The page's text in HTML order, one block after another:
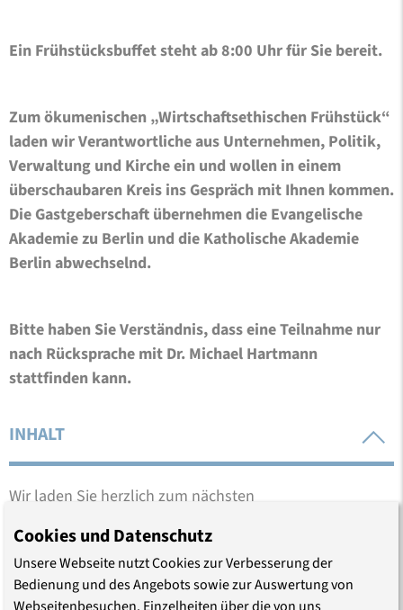
Ein Frühstücksbuffet steht ab 8:00 Uhr für Sie bereit.
Zum ökumenischen „Wirtschaftsethischen Frühstück“
laden wir Verantwortliche aus Unternehmen, Politik,
Verwaltung und Kirche ein und wollen in einem
überschaubaren Kreis ins Gespräch mit Ihnen kommen.
Die Gastgeberschaft übernehmen die Evangelische
Akademie zu Berlin und die Katholische Akademie
Berlin abwechselnd.
Bitte haben Sie Verständnis, dass eine Teilnahme nur
nach Rücksprache mit Dr. Michael Hartmann
stattfinden kann.
INHALT
Wir laden Sie herzlich zum nächsten
Akademie zu Berlin und der Katholischen Akademie in
Berlin.
Cookies und Datenschutz
Unsere Webseite nutzt Cookies zur Verbesserung der
Bedienung und des Angebots sowie zur Auswertung von
Webseitenbesuchen. Einzelheiten über die von uns